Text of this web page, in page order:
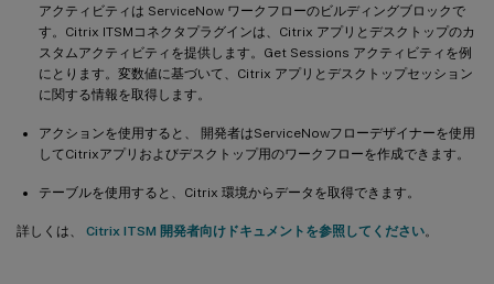
アクティビティは ServiceNow ワークフローのビルディングブロックで
す。Citrix ITSMコネクタプラグインは、Citrix アプリとデスクトップのカ
スタムアクティビティを提供します。Get Sessions アクティビティを例
にとります。変数値に基づいて、Citrix アプリとデスクトップセッション
に関する情報を取得します。
アクションを使用すると、 開発者はServiceNowフローデザイナーを使用
してCitrixアプリおよびデスクトップ用のワークフローを作成できます。
テーブルを使用すると、Citrix 環境からデータを取得できます。
詳しくは、 Citrix ITSM 開発者向けドキュメントを参照してください。